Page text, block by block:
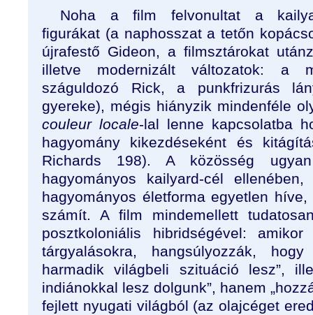
Noha a film felvonultat a
figurákat (a naphosszat a tetőn
újrafestő Gideon, a filmsztárokat
illetve modernizált változatok: a
száguldozó Rick, a punkfrizurás
gyereke), mégis hiányzik mindenféle
couleur locale-lal lenne kapcsolatba
hagyomány kikezdéseként és
Richards 198). A közösség
hagyományos kailyard-cél
hagyományos életforma egyetlen
számít. A film mindemellett
posztkoloniális hibridségével:
tárgyalásokra, hangsúlyozzák,
harmadik világbeli szituáció lesz”,
indiánokkal lesz dolgunk”, hanem
fejlett nyugati világból (az olajcéget